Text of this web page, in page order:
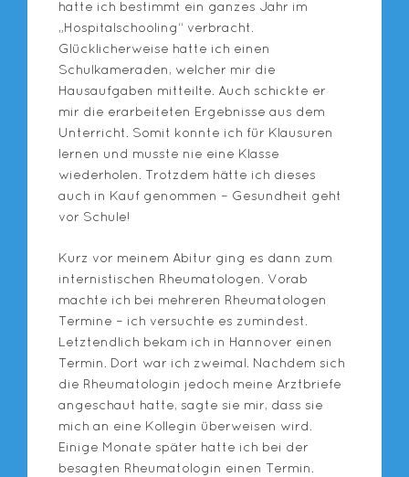
hatte ich bestimmt ein ganzes Jahr im
„Hospitalschooling“ verbracht.
Glücklicherweise hatte ich einen
Schulkameraden, welcher mir die
Hausaufgaben mitteilte. Auch schickte er
mir die erarbeiteten Ergebnisse aus dem
Unterricht. Somit konnte ich für Klausuren
lernen und musste nie eine Klasse
wiederholen. Trotzdem hätte ich dieses
auch in Kauf genommen – Gesundheit geht
vor Schule!
Kurz vor meinem Abitur ging es dann zum
internistischen Rheumatologen. Vorab
machte ich bei mehreren Rheumatologen
Termine – ich versuchte es zumindest.
Letztendlich bekam ich in Hannover einen
Termin. Dort war ich zweimal. Nachdem sich
die Rheumatologin jedoch meine Arztbriefe
angeschaut hatte, sagte sie mir, dass sie
mich an eine Kollegin überweisen wird.
Einige Monate später hatte ich bei der
besagten Rheumatologin einen Termin.